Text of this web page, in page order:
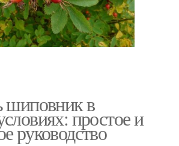
шиповник в
простое и
руководство